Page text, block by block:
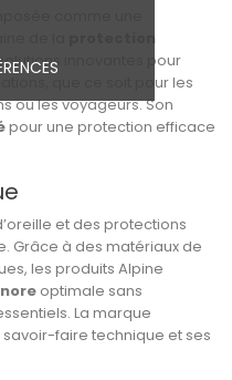
comme une
de la
protection
innovantes pour
que ce soit pour les
ou les voyageurs. Son
pour une protection efficace
et des protections
Grâce à des matériaux de
les produits Alpine
optimale sans
La marque
faire technique et ses